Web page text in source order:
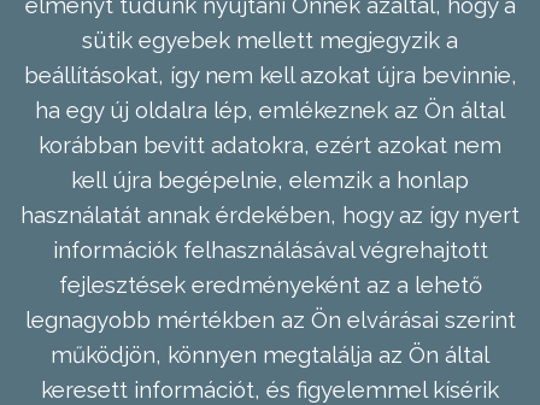
sütik egyebek mellett megjegyzik a
beállításokat, így nem kell azokat újra bevinnie,
ha egy új oldalra lép, emlékeznek az Ön által
korábban bevitt adatokra, ezért azokat nem
kell újra begépelnie, elemzik a honlap
használatát annak érdekében, hogy az így nyert
információk felhasználásával végrehajtott
fejlesztések eredményeként az a lehető
legnagyobb mértékben az Ön elvárásai szerint
működjön, könnyen megtalálja az Ön által
keresett információt, és figyelemmel kísérik